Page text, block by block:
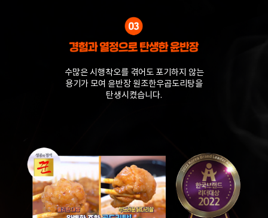
수많은 시행착오를 겪어도 포기하지 않는
용기가 모여 윤반장 원조한우곱도리탕을
탄생시켰습니다.